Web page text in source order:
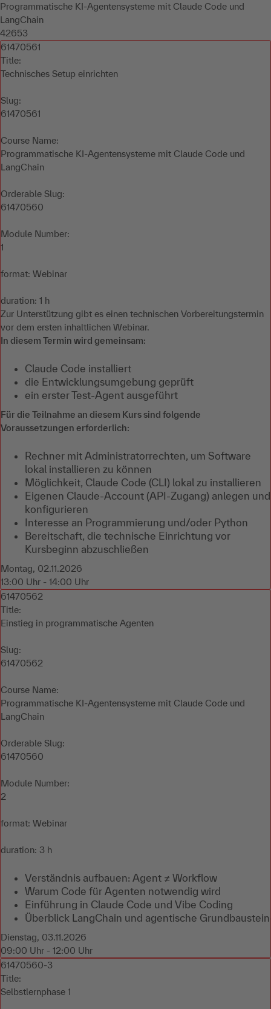
Programmatische KI-Agentensysteme mit Claude Code und
LangChain
42653
61470561
Title:
Technisches Setup einrichten
Slug:
61470561
Course Name:
Programmatische KI-Agentensysteme mit Claude Code und
LangChain
Orderable Slug:
61470560
Module Number:
1
format: Webinar
duration: 1 h
Zur Unterstützung gibt es einen technischen Vorbereitungstermin
vor dem ersten inhaltlichen Webinar.
In diesem Termin wird gemeinsam:
Claude Code installiert
die Entwicklungsumgebung geprüft
ein erster Test-Agent ausgeführt
Für die Teilnahme an diesem Kurs sind folgende
Voraussetzungen erforderlich:
Rechner mit Administratorrechten, um Software
lokal installieren zu können
Möglichkeit, Claude Code (CLI) lokal zu installieren
Eigenen Claude-Account (API-Zugang) anlegen und
konfigurieren
Interesse an Programmierung und/oder Python
Bereitschaft, die technische Einrichtung vor
Kursbeginn abzuschließen
Montag, 02.11.2026
13:00 Uhr - 14:00 Uhr
61470562
Title:
Einstieg in programmatische Agenten
Slug:
61470562
Course Name:
Programmatische KI-Agentensysteme mit Claude Code und
LangChain
Orderable Slug:
61470560
Module Number:
2
format: Webinar
duration: 3 h
Verständnis aufbauen: Agent ≠ Workflow
Warum Code für Agenten notwendig wird
Einführung in Claude Code und Vibe Coding
Überblick LangChain und agentische
Dienstag, 03.11.2026
09:00 Uhr - 12:00 Uhr
61470560-3
Title:
Selbstlernphase 1